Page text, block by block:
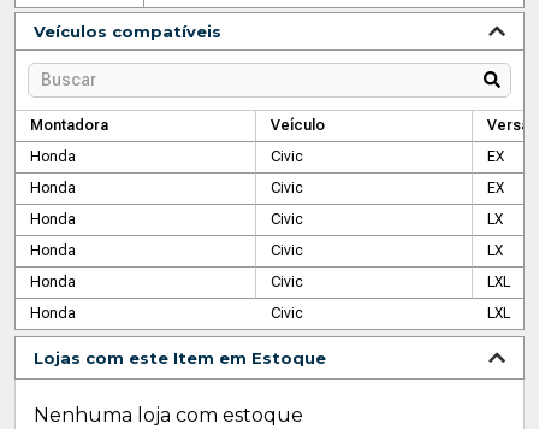
Veículos compatíveis
Montadora Veículo
Versão
Honda
Civic
EX
Honda
Civic
EX
Honda
Civic
LX
Honda
Civic
LX
Honda
Civic
LXL
Honda
Civic LXL
Lojas com este Item em Estoque
Nenhuma loja com estoque